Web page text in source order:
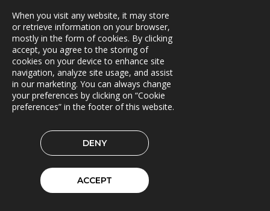
2021-03-15
Kunderna nöjda med Triona
Ny version av TRACS Flow
2021-02-26
2021-02-24
Nya lokaler i Oslo
2021-01-29
When you visit any website, it may store
or retrieve information on your browser,
mostly in the form of cookies. By clicking
accept, you agree to the storing of
cookies on your device to enhance site
navigation, analyze site usage, and assist
in our marketing. You can always change
your preferences by clicking on “Cookie
preferences” in the footer of this website.
DENY
ACCEPT